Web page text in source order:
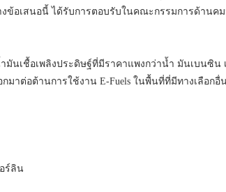
งข้อเสนอนี้ ได้รับการตอบรับในคณะกรรมการด้านค
ำมันเชื้อเพลิงประดิษฐ์ที่มีราคาแพงกว่าน้ำ มันเบนซิ
าต่อต้านการใช้งาน E-Fuels ในพื้นที่ที่มีทางเลือกอื่
ร์ลิน